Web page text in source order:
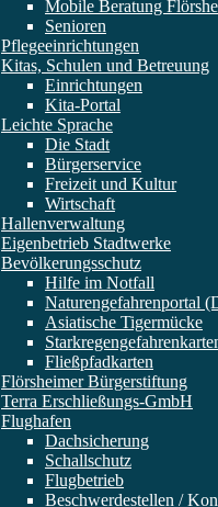
Mobile Beratung
Senioren
Pflegeeinrichtungen
Kitas, Schulen und Betreuung
Einrichtungen
Kita-Portal
Leichte Sprache
Die Stadt
Bürgerservice
Freizeit und Kultur
Wirtschaft
Hallenverwaltung
Eigenbetrieb Stadtwerke
Bevölkerungsschutz
Hilfe im Notfall
Naturengefahrenportal
Asiatische Tigermücke
Fließpfadkarten
Flörsheimer Bürgerstiftung
Terra Erschließungs-GmbH
Flughafen
Dachsicherung
Schallschutz
Flugbetrieb
Beschwerdestellen /